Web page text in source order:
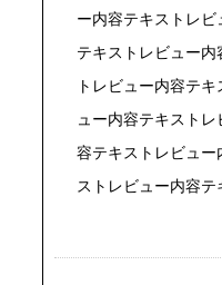
ー内容テキストレ
テキストレビュー内
トレビュー内容テ
ュー内容テキスト
容テキストレビュー
ストレビュー内容テ